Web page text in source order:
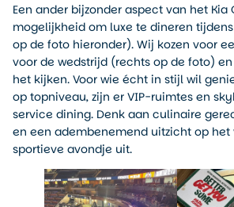
Een ander bijzonder aspect van het Kia
mogelijkheid om luxe te dineren
op de foto hieronder). Wij kozen voor
voor de wedstrijd (rechts op de foto)
het kijken. Voor wie écht in stijl wil
op topniveau, zijn er VIP-ruimtes en
service dining. Denk aan culinaire
en een adembenemend uitzicht op
sportieve avondje uit.